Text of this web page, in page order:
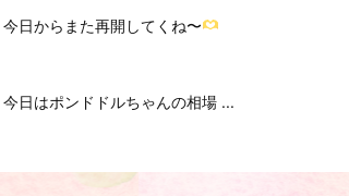
今日からまた再開してくね〜
今日はポンドドルちゃんの相場 ...